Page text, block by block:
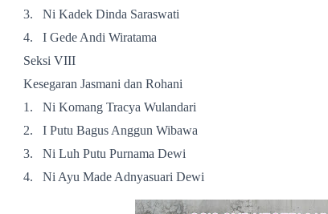
3.
Ni Kadek Dinda Saraswati
4.
I Gede Andi Wiratama
Seksi VIII
Kesegaran Jasmani dan Rohani
1.
Ni Komang Tracya Wulandari
2.
I Putu Bagus Anggun Wibawa
3.
Ni Luh Putu Purnama Dewi
4.
Ni Ayu Made Adnyasuari Dewi